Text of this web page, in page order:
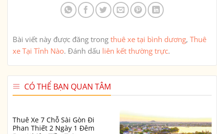
Bài viết này được đăng trong thuê xe tại bình dương, Thuê
xe Tại Tỉnh Nào. Đánh dấu liên kết thường trực.
CÓ THỂ BẠN QUAN TÂM
Thuê Xe 7 Chỗ Sài Gòn Đi
Phan Thiết 2 Ngày 1 Đêm